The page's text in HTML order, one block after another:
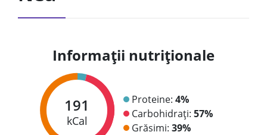
Informații nutriționale
191
kCal
Proteine: 4%
Carbohidrați: 57%
Grăsimi: 39%